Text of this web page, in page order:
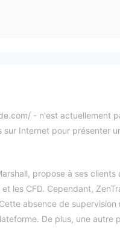
- n'est actuellement
Internet pour présenter
propose à ses
les CFD. Cependant,
absence de
De plus, une